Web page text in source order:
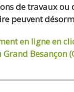
de travaux ou
peuvent
en ligneen
Besançon